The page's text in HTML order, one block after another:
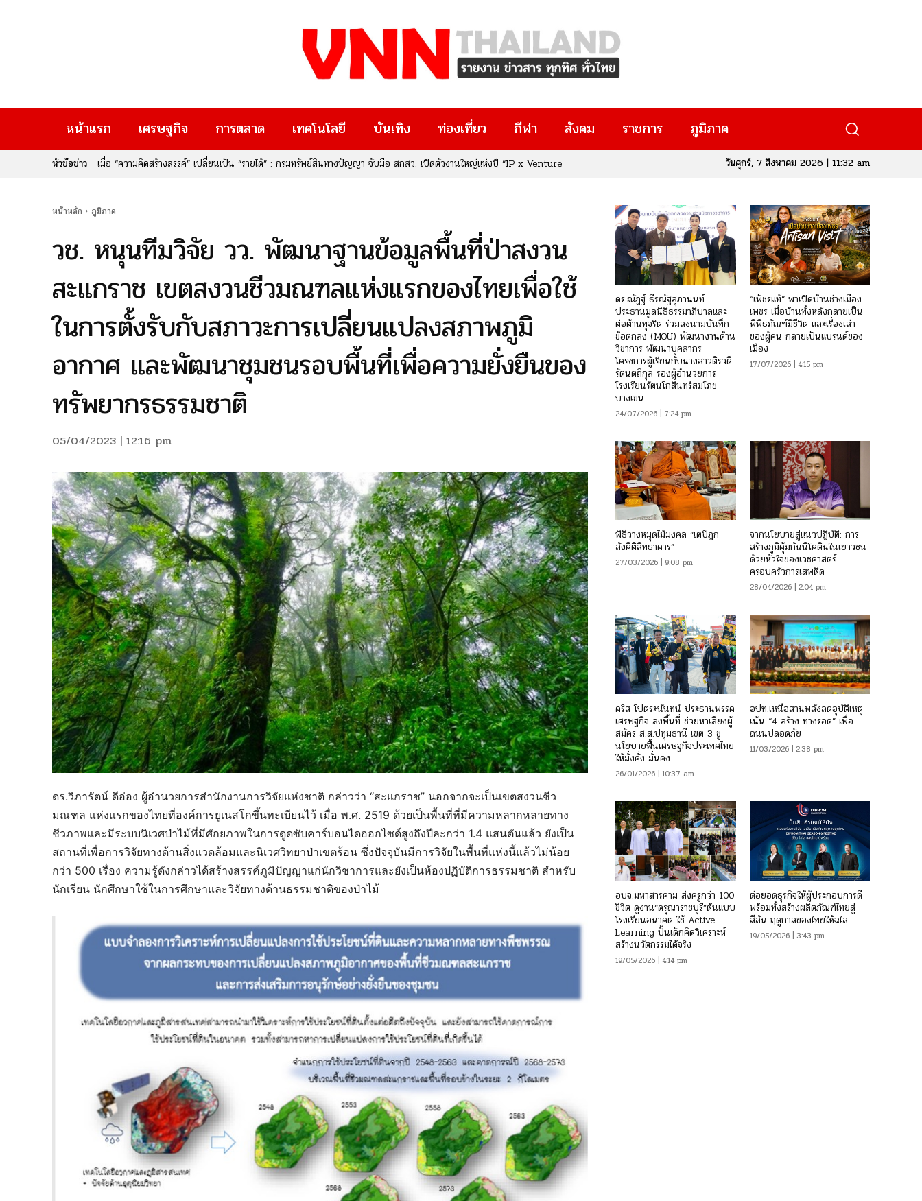
หน้าแรก เศรษฐกิจ การตลาด เทคโนโลยี บันเทิง ท่องเที่ยว กีฬา สังคม ราชการ ภูมิภาค
หัวข้อข่าว
เมื่อ “ความคิดสร้างสรรค์” เปลี่ยนเป็น “รายได้” : กรมทรัพย์สินทางปัญญา จับมือ สกสว. เปิดตัวงานใหญ่แห่งปี “IP x Venture
วันศุกร์, 7 สิงหาคม 2026 | 11:32 am
หน้าหลัก ภูมิภาค
วช. หนุนทีมวิจัย วว. พัฒนาฐานข้อมูลพื้นที่ป่าสงวน
สะแกราช เขตสงวนชีวมณฑลแห่งแรกของไทยเพื่อใช้
ในการตั้งรับกับสภาวะการเปลี่ยนแปลงสภาพภูมิ
อากาศ และพัฒนาชุมชนรอบพื้นที่เพื่อความยั่งยืนของ
ทรัพยากรธรรมชาติ
05/04/2023 | 12:16 pm
ดร.วิภารัตน์ ดีอ่อง ผู้อำนวยการสำนักงานการวิจัยแห่งชาติ กล่าวว่า “สะแกราช” นอกจากจะเป็นเขตสงวนชีว
มณฑล แห่งแรกของไทยที่องค์การยูเนสโกขึ้นทะเบียนไว้ เมื่อ พ.ศ. 2519 ด้วยเป็นพื้นที่ที่มีความหลากหลายทาง
ชีวภาพและมีระบบนิเวศป่าไม้ที่มีศักยภาพในการดูดซับคาร์บอนไดออกไซด์สูงถึงปีละกว่า 1.4 แสนตันแล้ว ยังเป็น
สถานที่เพื่อการวิจัยทางด้านสิ่งแวดล้อมและนิเวศวิทยาป่าเขตร้อน ซึ่งปัจจุบันมีการวิจัยในพื้นที่แห่งนี้แล้วไม่น้อย
กว่า 500 เรื่อง ความรู้ดังกล่าวได้สร้างสรรค์ภูมิปัญญาแก่นักวิชาการและยังเป็นห้องปฏิบัติการธรรมชาติ สำหรับ
นักเรียน นักศึกษาใช้ในการศึกษาและวิจัยทางด้านธรรมชาติของป่าไม้
ดร.ณัฏฐ์ ธีรณัฐสุภานนท์
ประธานมูลนิธิธรรมาภิบาลและ
ต่อต้านทุจริต ร่วมลงนามบันทึก
ข้อตกลง (MOU) พัฒนางานด้าน
วิชาการ พัฒนาบุคลากร
โครงการผู้เรียนกับนางสาวติรวดี
รัตนตถิกุล รองผู้อำนวยการ
โรงเรียนรัตนโกสินทร์สมโภช
บางเขน
24/07/2026 | 7:24 pm
“เพ็ชรแท้” พาเปิดบ้านช่างเมือง
เพชร เมื่อบ้านทั้งหลังกลายเป็น
พิพิธภัณฑ์มีชีวิต และเรื่องเล่า
ของผู้คน กลายเป็นแบรนด์ของ
เมือง
17/07/2026 | 4:15 pm
พิธีวางหมุดไม้มงคล “เตปิฎก
สังคีติสิทธาคาร”
27/03/2026 | 9:08 pm
จากนโยบายสู่แนวปฏิบัติ: การ
สร้างภูมิคุ้มกันนิโคตินในเยาวชน
ด้วยหัวใจของเวชศาสตร์
ครอบครัวการเสพติด
28/04/2026 | 2:04 pm
คริส โปตระนันทน์ ประธานพรรค
เศรษฐกิจ ลงพื้นที่ ช่วยหาเสียงผู้
สมัคร ส.ส.ปทุมธานี เขต 3 ชู
นโยบายฟื้นเศรษฐกิจประเทศไทย
ให้มั่งคั่ง มั่นคง
26/01/2026 | 10:37 am
อปท.เหนือสานพลังลดอุบัติเหตุ
เน้น “4 สร้าง ทางรอด” เพื่อ
ถนนปลอดภัย
11/03/2026 | 2:38 pm
อบจ.มหาสารคาม ส่งครูกว่า 100
ชีวิต ดูงาน“ดรุณาราชบุรี”ต้นแบบ
โรงเรียนอนาคต ใช้ Active
Learning ปั้นเด็กคิดวิเคราะห์
สร้างนวัตกรรมได้จริง
19/05/2026 | 4:14 pm
ต่อยอดธุรกิจให้ผู้ประกอบการดี
พร้อมทั้งสร้างผลิตภัณฑ์ไทยสู่
สีสัน ฤดูกาลของไทยให้ฉไล
19/05/2026 | 3:43 pm